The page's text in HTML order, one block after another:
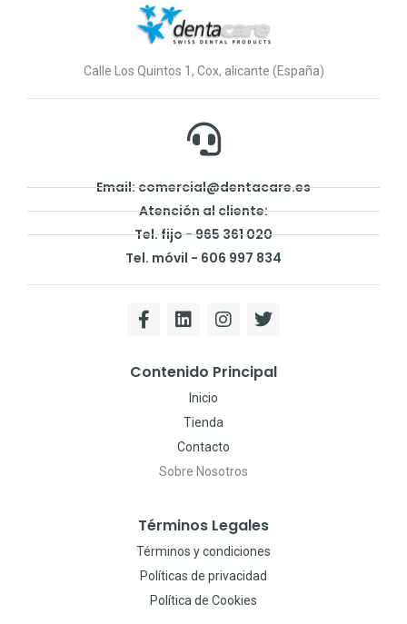
Calle Los Quintos 1, Cox, alicante (España)
Email: comercial@dentacare.es
Atención al cliente:
Tel. fijo - 965 361 020
Tel. móvil - 606 997 834
Contenido Principal
Inicio
Tienda
Contacto
Sobre Nosotros
Términos Legales
Términos y condiciones
Políticas de privacidad
Política de Cookies